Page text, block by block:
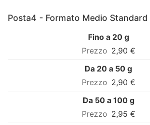
Posta4 - Formato Medio Standard
Fino a 20 g
2,90 €
Da 20 a 50 g
2,90 €
Da 50 a 100 g
2,95 €